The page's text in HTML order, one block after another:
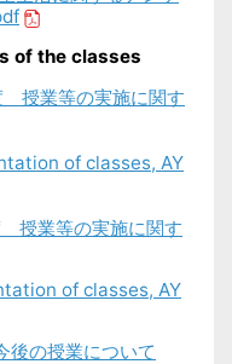
of the classes
授業等の実施に関す
of classes, AY
授業等の実施に関す
of classes, AY
後の授業について